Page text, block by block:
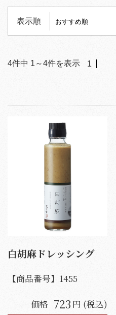
表示順
4件中 1 ～4件を表示 1
白胡麻ドレッシング
【商品番号】 1455
価格 723 円 (税込)